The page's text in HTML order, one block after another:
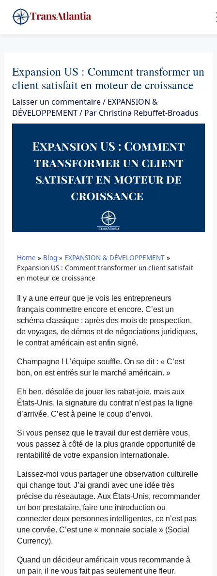
au
contenu
Expansion US : Comment transformer un
client satisfait en moteur de croissance
Laisser un commentaire/ EXPANSION &
DÉVELOPPEMENT/ Par Christina Rebuffet-Broadus
Home » Blog» EXPANSION & DÉVELOPPEMENT»
Expansion US : Comment transformer un client satisfait
en moteur de croissance
Il y a une erreur que je vois les entrepreneurs
français commettre encore et encore. C’est un
schéma classique : après des mois de prospection,
de voyages, de démos et de négociations juridiques,
le contrat américain est enfin signé.
Champagne ! L’équipe souffle. On se dit : « C’est
bon, on est entrés sur le marché américain. »
Eh ben, désolée de jouer les rabat-joie, mais aux
États-Unis, la signature du contrat n’est pas la ligne
d’arrivée. C’est à peine le coup d’envoi.
Si vous pensez que le travail dur est derrière vous,
vous passez à côté de la plus grande opportunité de
rentabilité de votre expansion internationale.
Laissez-moi vous partager une observation culturelle
qui change tout. J’ai grandi avec une idée très
précise du réseautage. Aux États-Unis, recommander
un bon prestataire, faire une introduction ou
connecter deux personnes intelligentes, ce n’est pas
une corvée. C’est une « monnaie sociale » (Social
Currency).
Quand un décideur américain vous recommande à
un pair, il ne vous fait pas seulement une fleur.